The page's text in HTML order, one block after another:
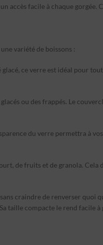
accès facile à chaque
variété de boissons :
ce verre est idéal pour
ou des frappés. Le
du verre permettra à
de fruits et de granola.
craindre de renverser quoi
taille compacte le rend facile